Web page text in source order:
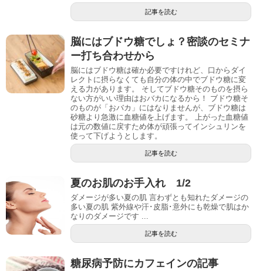
記事を読む
脳にはブドウ糖でしょ？密談のセミナ
ー打ち合わせから
脳にはブドウ糖は確か必要ですけれど、口からダイ
レクトに摂らなくても自分の体の中でブドウ糖に変
える力があります。 そしてブドウ糖そのものを摂ら
ない方がいい理由はおバカになるから！ ブドウ糖そ
のものが「おバカ」にはなりませんが、ブドウ糖は
砂糖より急激に血糖値を上げます。 上がった血糖値
は元の数値に戻すため体が頑張ってインシュリンを
使って下げようとします。
記事を読む
夏のお肌のお手入れ 1/2
ダメージが多い夏の肌 言わずとも知れたダメージの
多い夏の肌 紫外線や汗･皮脂･意外にも乾燥で肌はか
なりのダメージです ...
記事を読む
糖尿病予防にカフェインの記事